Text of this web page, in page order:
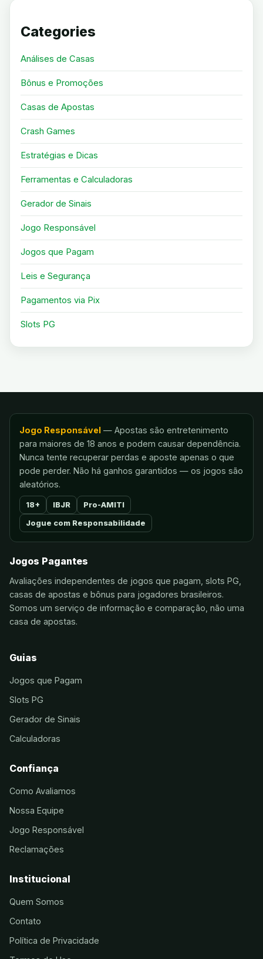
Categories
Análises de Casas
Bônus e Promoções
Casas de Apostas
Crash Games
Estratégias e Dicas
Ferramentas e Calculadoras
Gerador de Sinais
Jogo Responsável
Jogos que Pagam
Leis e Segurança
Pagamentos via Pix
Slots PG
Jogo Responsável — Apostas são entretenimento
para maiores de 18 anos e podem causar dependência.
Nunca tente recuperar perdas e aposte apenas o que
pode perder. Não há ganhos garantidos — os jogos são
aleatórios.
18+ IBJR Pro-AMITI
Jogue com Responsabilidade
Jogos Pagantes
Avaliações independentes de jogos que pagam, slots PG,
casas de apostas e bônus para jogadores brasileiros.
Somos um serviço de informação e comparação, não uma
casa de apostas.
Guias
Jogos que Pagam
Slots PG
Gerador de Sinais
Calculadoras
Confiança
Como Avaliamos
Nossa Equipe
Jogo Responsável
Reclamações
Institucional
Quem Somos
Contato
Política de Privacidade